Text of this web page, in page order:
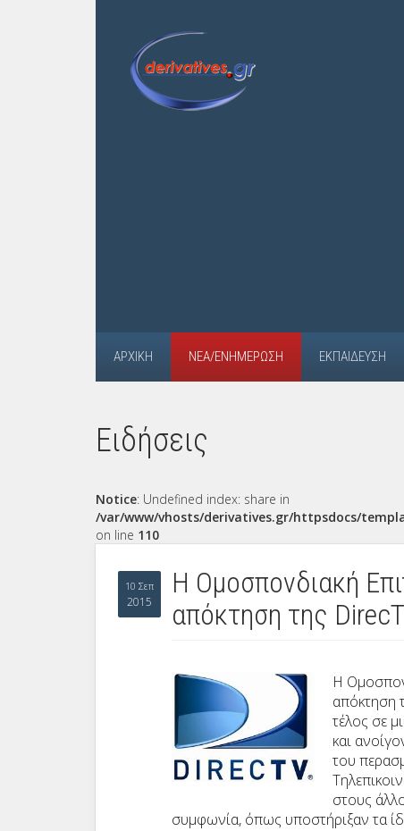
ΑΡΧΙΚΉ ΝΈΑ/ΕΝΗΜΈΡΩΣΗ ΕΚΠΑΊΔΕΥΣΗ
Ειδήσεις
Notice: Undefined index: share in
/var/www/vhosts/derivatives.gr/httpsdocs/
on line 110
10 Σεπ
2015
Η Ομοσπονδιακή
απόκτηση της
Η
απόκτηση
τέλος σε
και
του
στους
συμφωνία, όπως υποστήριξαν τα